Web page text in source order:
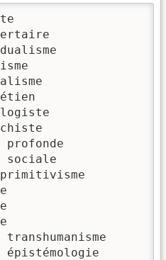
profonde
sociale
transhumanisme
épistémologie